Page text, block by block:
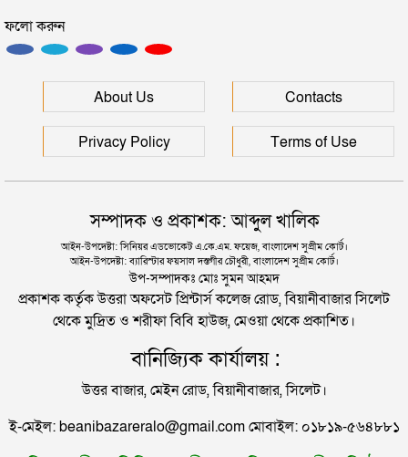
সিলেটে পুলিশের অ্যাকশন, ৪৮ জন গ্রেপ্তার
সিলেটে সেই দুই বাস চালকের বিরুদ্ধে মামলা
মানবপাচার নিয়ে সিলেটের ডিবির হাওরে সংঘর্ষ
সিলেটে স্বামী উপপরিচালক ক্ষমতার কেন্দ্রে স্ত্রী!
পাচ্ছেন রিজভী
সৌদি আরবে কারখানায় আগুন, ৭ বাংলাদেশি নিহত
সিলেটে এসএসসিতে প্রায় অর্ধেকই ফেল
যেসব কারণে সিলেট-ঢাকা মহাসড়ক মৃত্যু ফাঁদ
ইলিয়াস আলী গুম: বিমানবাহিনীর কর্মকর্তার বিরুদ্ধে গ্রেপ্তারি
পরোয়ানা
প্রধানমন্ত্রী
ফলো করুন
About Us Contacts
Privacy Policy Terms of Use
সম্পাদক ও প্রকাশক: আব্দুল খালিক
আইন-উপদেষ্টা: সিনিয়র এডভোকেট এ.কে.এম. ফয়েজ, বাংলাদেশ সুপ্রীম কোর্ট।
আইন-উপদেষ্টা: ব্যারিস্টার ফয়সাল দস্তগীর চৌধুরী, বাংলাদেশ সুপ্রীম কোর্ট।
উপ-সম্পাদকঃ মোঃ সুমন আহমদ
প্রকাশক কর্তৃক উত্তরা অফসেট প্রিন্টার্স কলেজ রোড, বিয়ানীবাজার সিলেট
থেকে মুদ্রিত ও শরীফা বিবি হাউজ, মেওয়া থেকে প্রকাশিত।
বানিজ্যিক কার্যালয় :
উত্তর বাজার, মেইন রোড, বিয়ানীবাজার, সিলেট।
ই-মেইল: beanibazareralo@gmail.com মোবাইল: ০১৮১৯-৫৬৪৮৮১